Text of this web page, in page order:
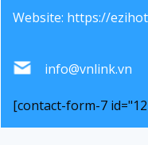
Website: https://
info@vnlink.vn
[contact-form-7